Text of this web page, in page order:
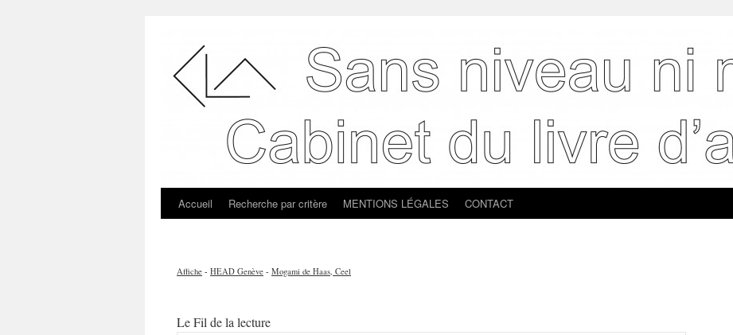
Accueil Recherche par critère MENTIONS LÉGALES CONTACT
Affiche - HEAD Genève - Mogami de Haas, Ceel
Le Fil de la lecture